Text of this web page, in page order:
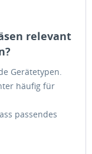
relevant
Gerätetypen.
häufig für
passendes